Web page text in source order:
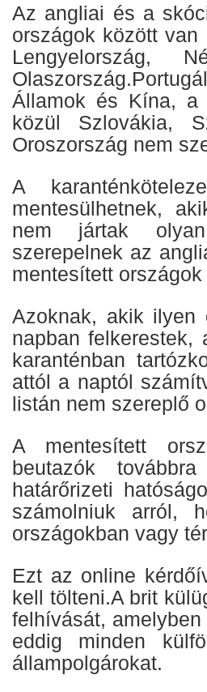
Az angliai és a
országok között van
Lengyelország,
Államok és Kína, a
közül Szlovákia,
Oroszország nem
A
mentesülhetnek,
nem jártak
szerepelnek az
mentesített
Azoknak, akik ilyen
napban felkerestek,
karanténban
attól a naptól
listán nem szereplő
A mentesített
beutazók
határőrizeti
számolniuk arról,
országokban vagy
Ezt az online
kell tölteni.A brit
felhívását,
eddig minden
állampolgárokat.